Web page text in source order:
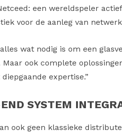
een wereldspeler
voor de aanleg van
alles wat nodig is om een
Maar ook complete
expertise.”
SYSTEM
ook geen klassieke